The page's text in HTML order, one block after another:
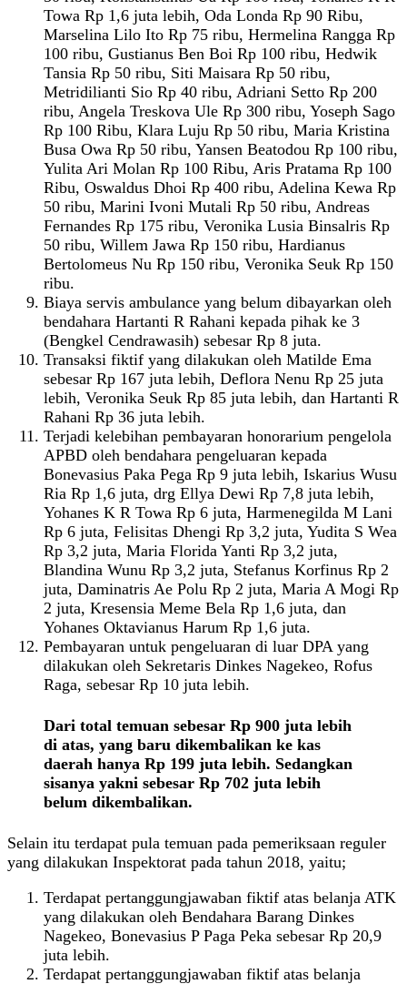
Towa Rp 1,6 juta lebih, Oda Londa Rp 90 Ribu,
Marselina Lilo Ito Rp 75 ribu, Hermelina Rangga Rp
100 ribu, Gustianus Ben Boi Rp 100 ribu, Hedwik
Tansia Rp 50 ribu, Siti Maisara Rp 50 ribu,
Metridilianti Sio Rp 40 ribu, Adriani Setto Rp 200
ribu, Angela Treskova Ule Rp 300 ribu, Yoseph Sago
Rp 100 Ribu, Klara Luju Rp 50 ribu, Maria Kristina
Busa Owa Rp 50 ribu, Yansen Beatodou Rp 100 ribu,
Yulita Ari Molan Rp 100 Ribu, Aris Pratama Rp 100
Ribu, Oswaldus Dhoi Rp 400 ribu, Adelina Kewa Rp
50 ribu, Marini Ivoni Mutali Rp 50 ribu, Andreas
Fernandes Rp 175 ribu, Veronika Lusia Binsalris Rp
50 ribu, Willem Jawa Rp 150 ribu, Hardianus
Bertolomeus Nu Rp 150 ribu, Veronika Seuk Rp 150
ribu.
Biaya servis ambulance yang belum dibayarkan oleh
bendahara Hartanti R Rahani kepada pihak ke 3
(Bengkel Cendrawasih) sebesar Rp 8 juta.
Transaksi fiktif yang dilakukan oleh Matilde Ema
sebesar Rp 167 juta lebih, Deflora Nenu Rp 25 juta
lebih, Veronika Seuk Rp 85 juta lebih, dan Hartanti R
Rahani Rp 36 juta lebih.
Terjadi kelebihan pembayaran honorarium pengelola
APBD oleh bendahara pengeluaran kepada
Bonevasius Paka Pega Rp 9 juta lebih, Iskarius Wusu
Ria Rp 1,6 juta, drg Ellya Dewi Rp 7,8 juta lebih,
Yohanes K R Towa Rp 6 juta, Harmenegilda M Lani
Rp 6 juta, Felisitas Dhengi Rp 3,2 juta, Yudita S Wea
Rp 3,2 juta, Maria Florida Yanti Rp 3,2 juta,
Blandina Wunu Rp 3,2 juta, Stefanus Korfinus Rp 2
juta, Daminatris Ae Polu Rp 2 juta, Maria A Mogi Rp
2 juta, Kresensia Meme Bela Rp 1,6 juta, dan
Yohanes Oktavianus Harum Rp 1,6 juta.
Pembayaran untuk pengeluaran di luar DPA yang
dilakukan oleh Sekretaris Dinkes Nagekeo, Rofus
Raga, sebesar Rp 10 juta lebih.
Dari total temuan sebesar Rp 900 juta lebih
di atas, yang baru dikembalikan ke kas
daerah hanya Rp 199 juta lebih. Sedangkan
sisanya yakni sebesar Rp 702 juta lebih
belum dikembalikan.
Selain itu terdapat pula temuan pada pemeriksaan reguler
yang dilakukan Inspektorat pada tahun 2018, yaitu;
Terdapat pertanggungjawaban fiktif atas belanja ATK
yang dilakukan oleh Bendahara Barang Dinkes
Nagekeo, Bonevasius P Paga Peka sebesar Rp 20,9
juta lebih.
Terdapat pertanggungjawaban fiktif atas belanja